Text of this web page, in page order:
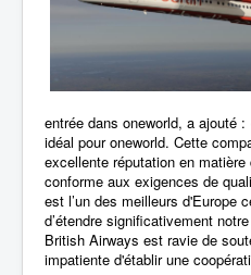
entrée dans oneworld, a ajouté
idéal pour oneworld. Cette
excellente réputation en
conforme aux exigences de
est l’un des meilleurs d'Europe
d’étendre significativement
British Airways est ravie de
impatiente d'établir une